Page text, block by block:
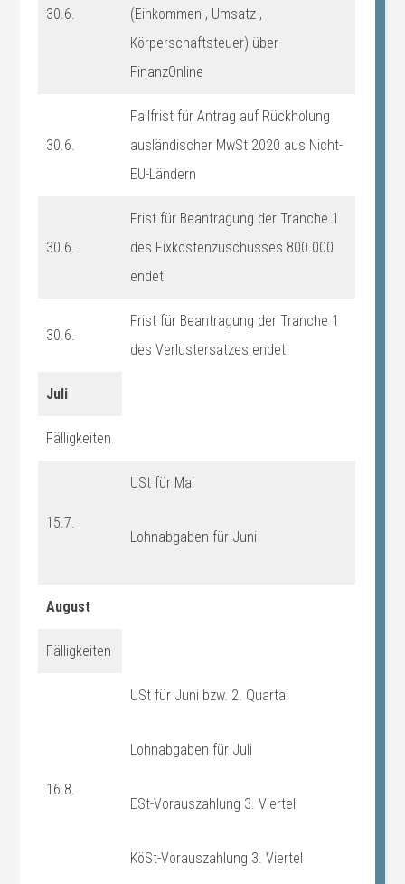
30.6.
(Einkommen-, Umsatz-,
Körperschaftsteuer) über
FinanzOnline
30.6.
Fallfrist für Antrag auf Rückholung
ausländischer MwSt 2020 aus Nicht-
EU-Ländern
30.6.
Frist für Beantragung der Tranche 1
des Fixkostenzuschusses 800.000
endet
30.6.
Frist für Beantragung der Tranche 1
des Verlustersatzes endet
Juli
Fälligkeiten
15.7.
USt für Mai
Lohnabgaben für Juni
August
Fälligkeiten
16.8.
USt für Juni bzw. 2. Quartal
Lohnabgaben für Juli
ESt-Vorauszahlung 3. Viertel
KöSt-Vorauszahlung 3. Viertel